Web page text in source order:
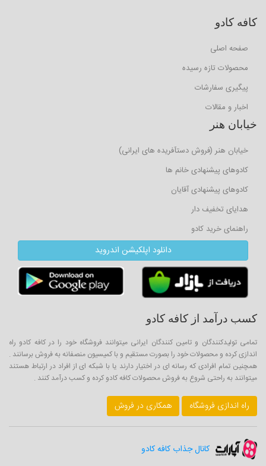
کافه کادو
صفحه اصلی
محصولات تازه رسیده
پیگیری سفارشات
اخبار و مقالات
خیابان هنر
خیابان هنر (فروش دستآفریده های ایرانی)
کادوهای پیشنهادی خانم ها
کادوهای پیشنهادی آقایان
هدایای تخفیف دار
راهنمای خرید کادو
دانلود اپلکیشن اندروید
کسب درآمد از کافه کادو
تمامی تولیدکنندگان و تامین کنندگان ایرانی میتوانند فروشگاه خود را در کافه کادو راه
اندازی کرده و محصولات خود را بصورت مستقیم و با کمیسیون منصفانه به فروش برسانند .
همچنین تمام افرادی که رسانه ای در اختیار دارند یا با شبکه ای از افراد در ارتباط هستند
میتوانند به راحتی شروع به فروش محصولات کافه کادو کرده و کسب درآمد کنند .
راه اندازی فروشگاه همکاری در فروش
کانال جذاب کافه کادو